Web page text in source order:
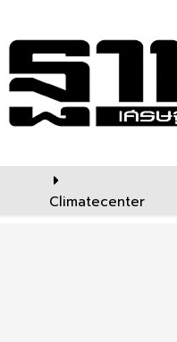
Climatecenter